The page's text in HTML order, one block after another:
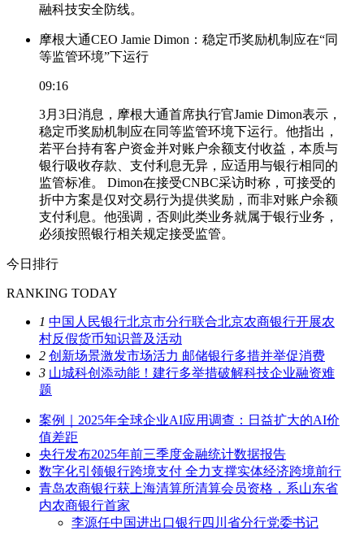
融科技安全防线。
摩根大通CEO Jamie Dimon：稳定币奖励机制应在“同
等监管环境”下运行
09:16
3月3日消息，摩根大通首席执行官Jamie Dimon表示，
稳定币奖励机制应在同等监管环境下运行。他指出，
若平台持有客户资金并对账户余额支付收益，本质与
银行吸收存款、支付利息无异，应适用与银行相同的
监管标准。 Dimon在接受CNBC采访时称，可接受的
折中方案是仅对交易行为提供奖励，而非对账户余额
支付利息。他强调，否则此类业务就属于银行业务，
必须按照银行相关规定接受监管。
今日排行
RANKING TODAY
1 中国人民银行北京市分行联合北京农商银行开展农
村反假货币知识普及活动
2 创新场景激发市场活力 邮储银行多措并举促消费
3 山城科创添动能！建行多举措破解科技企业融资难
题
案例｜2025年全球企业AI应用调查：日益扩大的AI价
值差距
央行发布2025年前三季度金融统计数据报告
数字化引领银行跨境支付 全力支撑实体经济跨境前行
青岛农商银行获上海清算所清算会员资格，系山东省
内农商银行首家
李源任中国进出口银行四川省分行党委书记